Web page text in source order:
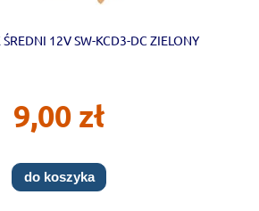
12V SW-KCD3-DC ZIELONY
9,00 zł
do koszyka